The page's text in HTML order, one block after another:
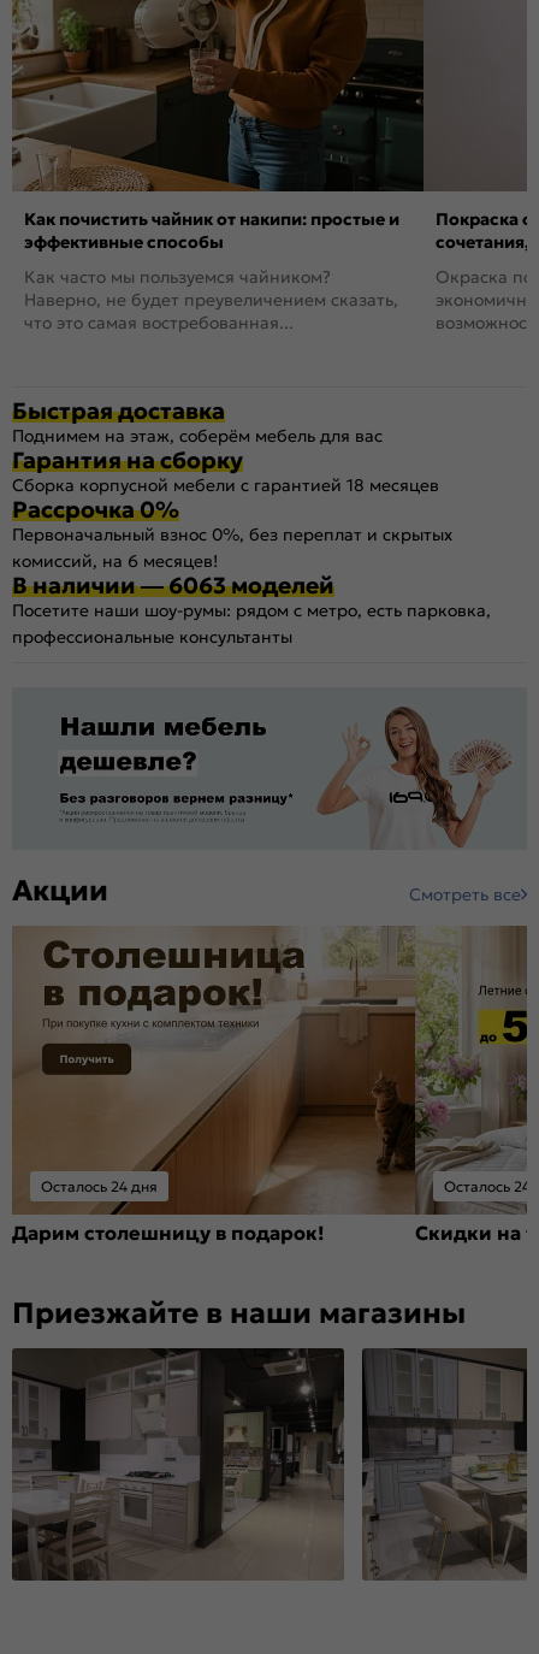
Как почистить чайник от накипи: простые и
эффективные способы
Как часто мы пользуемся чайником?
Наверно, не будет преувеличением сказать,
что это самая востребованная...
Покраска
сочетания,
Окраска
Быстрая доставка
Поднимем на этаж, соберём мебель для вас
Гарантия на сборку
Сборка корпусной мебели с гарантией 18 месяцев
Рассрочка 0%
Первоначальный взнос 0%, без переплат и скрытых
комиссий, на 6 месяцев!
В наличии — 6063 моделей
Посетите наши шоу-румы: рядом с метро, есть парковка,
профессиональные консультанты
Акции Смотреть все
Осталось 24 дня
Дарим столешницу в подарок!
Осталось 24
Скидки на
Приезжайте в наши магазины